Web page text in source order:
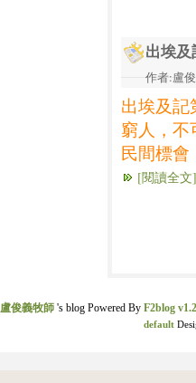
出埃及
作者:盧
出埃及記
窮人，不
民間標
[閱讀全文]
盧俊義牧師's blog Powered By F2blog
default